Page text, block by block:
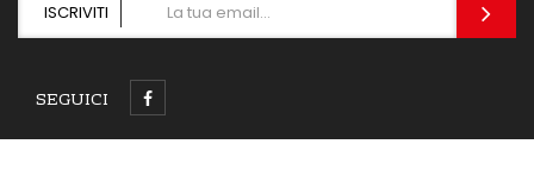
ISCRIVITI
SEGUICI